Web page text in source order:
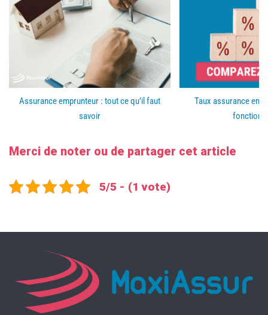
Assurance emprunteur : tout ce qu’il faut
savoir
Taux assurance
Merci de noter ou de partager cet article
5/5 - (1 vote)